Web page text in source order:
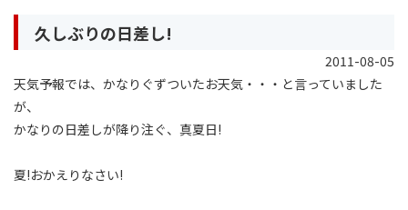
久しぶりの日差し!
2011-08-05
天気予報では、かなりぐずついたお天気・・・と言っていました
が、
かなりの日差しが降り注ぐ、真夏日!
夏!おかえりなさい!